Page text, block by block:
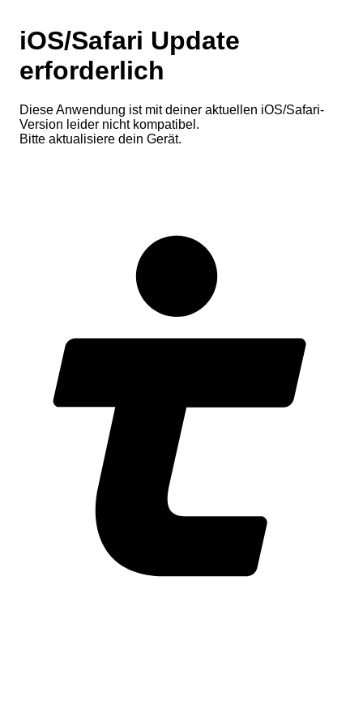
iOS/Safari Update
erforderlich
Diese Anwendung ist mit deiner aktuellen iOS/Safari-
Version leider nicht kompatibel.
Bitte aktualisiere dein Gerät.